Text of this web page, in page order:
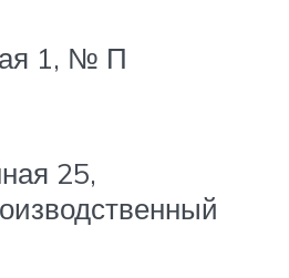
1, № П
25,